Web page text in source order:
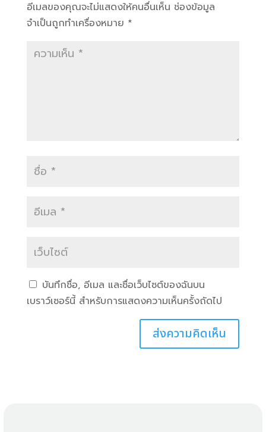
อีเมลของคุณจะไม่แสดงให้คนอื่นเห็น ช่องข้อมูล
จำเป็นถูกทำเครื่องหมาย *
บันทึกชื่อ, อีเมล และชื่อเว็บไซต์ของฉันบน
เบราว์เซอร์นี้ สำหรับการแสดงความเห็นครั้งถัดไป